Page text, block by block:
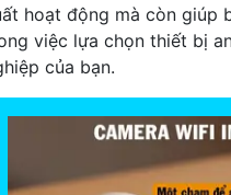
hoạt động mà còn giúp
việc lựa chọn thiết bị
của bạn.